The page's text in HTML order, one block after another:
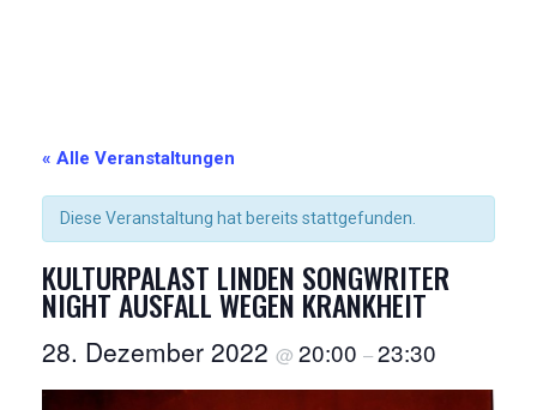
« Alle Veranstaltungen
Diese Veranstaltung hat bereits stattgefunden.
KULTURPALAST LINDEN SONGWRITER
NIGHT AUSFALL WEGEN KRANKHEIT
28. Dezember 2022 @ 20:00 –23:30